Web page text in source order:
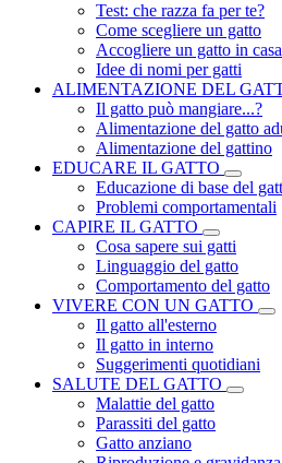
Test: che razza fa per te?
Come scegliere un gatto
Accogliere un gatto in
Idee di nomi per gatti
ALIMENTAZIONE DEL
Il gatto può mangiare...?
Alimentazione del gatto
Alimentazione del gattino
EDUCARE IL GATTO
Educazione di base del
Problemi comportamentali
CAPIRE IL GATTO
Cosa sapere sui gatti
Linguaggio del gatto
Comportamento del gatto
VIVERE CON UN GATTO
Il gatto all'esterno
Il gatto in interno
Suggerimenti quotidiani
SALUTE DEL GATTO
Malattie del gatto
Parassiti del gatto
Gatto anziano